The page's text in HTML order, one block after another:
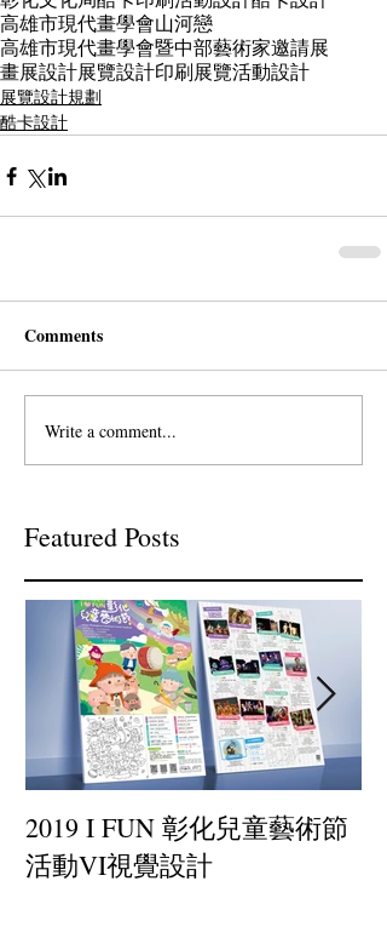
高雄市現代畫學會山河戀
高雄市現代畫學會暨中部藝術家邀請展
畫展設計展覽設計印刷展覽活動設計
展覽設計規劃
酷卡設計
Comments
Write a comment...
Featured Posts
2019 I FUN 彰化兒童藝術節
活動VI視覺設計